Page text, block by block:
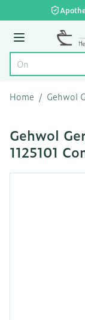
Ga naar de inhoud
Menu
Product, merk,
Home / Gehwol
Gehwol
1125101